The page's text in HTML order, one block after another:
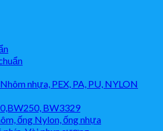
nhựa, PEX, PA, PU, NYLON
BW3329
ống Nylon, ống nhựa